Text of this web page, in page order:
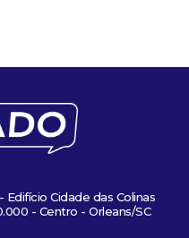
Edifício Cidade das Colinas
- Centro - Orleans/SC